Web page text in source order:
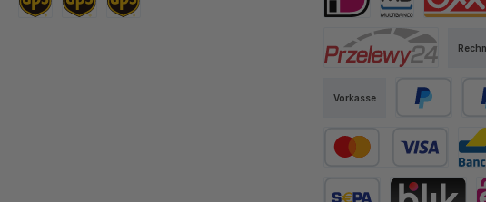
Vorkasse
Kredit- oder Debitkarte
Multibanco